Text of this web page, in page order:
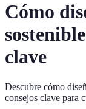
Cómo
clave
Descubre cómo
consejos clave para